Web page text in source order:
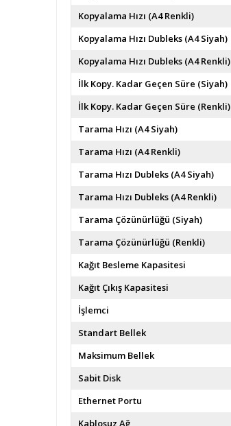
Kopyalama Hızı (A4 Renkli)
Kopyalama Hızı Dubleks (A4 Siyah)
Kopyalama Hızı Dubleks (A4 Renkli)
İlk Kopy. Kadar Geçen Süre (Siyah)
İlk Kopy. Kadar Geçen Süre (Renkli)
Tarama Hızı (A4 Siyah)
Tarama Hızı (A4 Renkli)
Tarama Hızı Dubleks (A4 Siyah)
Tarama Hızı Dubleks (A4 Renkli)
Tarama Çözünürlüğü (Siyah)
Tarama Çözünürlüğü (Renkli)
Kağıt Besleme Kapasitesi
Kağıt Çıkış Kapasitesi
İşlemci
Standart Bellek
Maksimum Bellek
Sabit Disk
Ethernet Portu
Kablosuz Ağ